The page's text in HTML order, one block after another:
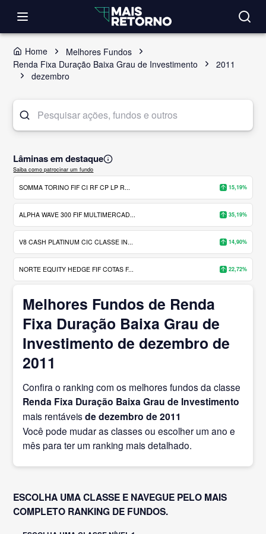
Home
Melhores Fundos
Renda Fixa Duração Baixa Grau de Investimento
2011
dezembro
Lâminas em destaque
Saiba como patrocinar um fundo
SOMMA TORINO FIF CI RF CP LP R... 15,19%
ALPHA WAVE 300 FIF MULTIMERCAD... 35,19%
V8 CASH PLATINUM CIC CLASSE IN... 14,90%
NORTE EQUITY HEDGE FIF COTAS F... 22,72%
Melhores Fundos de Renda
Fixa Duração Baixa Grau de
Investimento de dezembro de
2011
Confira o ranking com os melhores fundos da classe
Renda Fixa Duração Baixa Grau de Investimento
mais rentáveisde dezembro de 2011
Você pode mudar as classes ou escolher um ano e
mês para ter um ranking mais detalhado.
ESCOLHA UMA CLASSE E NAVEGUE PELO MAIS
COMPLETO RANKING DE FUNDOS.